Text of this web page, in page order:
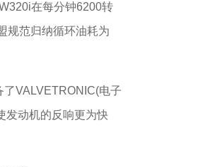
在每分钟6200转
规范归纳循环油耗为
VALVETRONIC(电子
发动机的反响更为快